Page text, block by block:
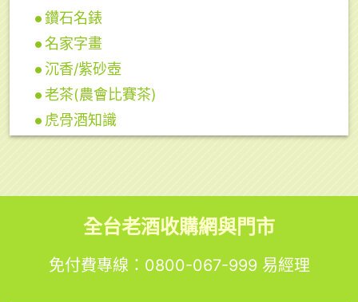
鑽石名錶
名家字畫
沉香/紫砂壺
老茶(農會比賽茶)
虎骨酒知識
全台老酒收購網與門市
免付費專線： 0800-067-999易經理